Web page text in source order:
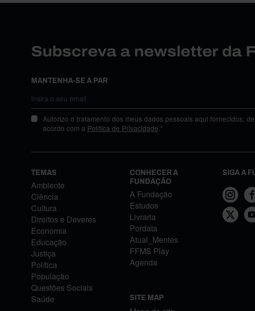
Subscreva a newsletter da
MANTENHA-SE A PAR
Autorizo o tratamento dos meus dados pessoais aqui fornecidos, de
acordo com a Política de Privacidade.*
TEMAS
Ambiente
Ciência
Cultura
Direitos e Deveres
Economia
Educação
Justiça
Política
População
Questões Sociais
Saúde
CONHECER A
FUNDAÇÃO
A Fundação
Estudos
Livraria
Pordata
Atual_Mentes
FFMS Play
Agenda
SITE MAP
SIGA A